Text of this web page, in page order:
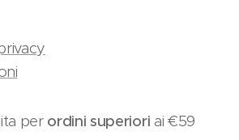
perordini superiori ai €59